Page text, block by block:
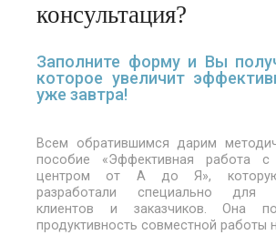
консультация?
Заполните форму и Вы
которое увеличит
уже завтра!
Всем обратившимся дарим
пособие «Эффективная работа с
центром от А до Я»,
разработали специально для
клиентов и заказчиков. Она
продуктивность совместной работы